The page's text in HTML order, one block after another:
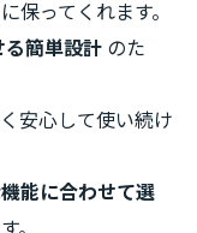
保ってくれます。
る簡単設計 のた
安心して使い続け
能に合わせて選